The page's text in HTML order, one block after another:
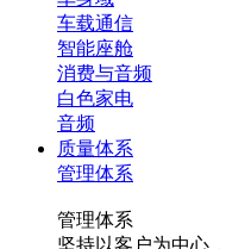
车载通信
智能座舱
消费与音频
白色家电
音频
质量体系
管理体系
管理体系
坚持以客户为中心